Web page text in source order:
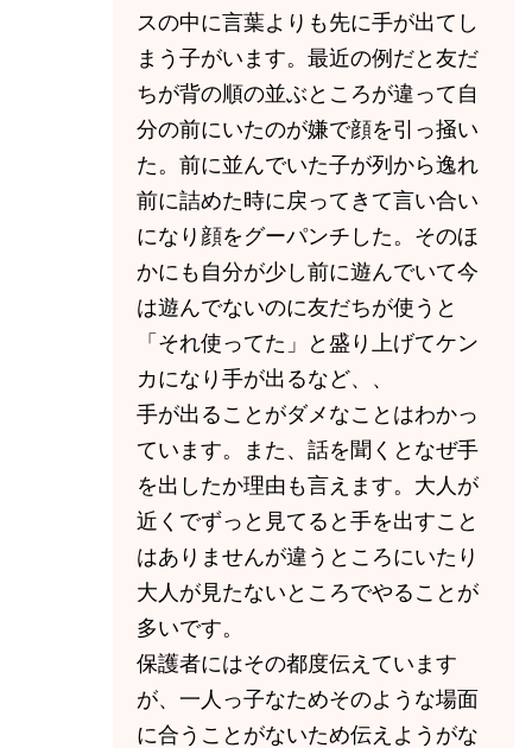
スの中に言葉よりも先に手が出てし
まう子がいます。最近の例だと友だ
ちが背の順の並ぶところが違って自
分の前にいたのが嫌で顔を引っ掻い
た。前に並んでいた子が列から逸れ
前に詰めた時に戻ってきて言い合い
になり顔をグーパンチした。そのほ
かにも自分が少し前に遊んでいて今
は遊んでないのに友だちが使うと
「それ使ってた」と盛り上げてケン
カになり手が出るなど、、
手が出ることがダメなことはわかっ
ています。また、話を聞くとなぜ手
を出したか理由も言えます。大人が
近くでずっと見てると手を出すこと
はありませんが違うところにいたり
大人が見たないところでやることが
多いです。
保護者にはその都度伝えています
が、一人っ子なためそのような場面
に合うことがないため伝えようがな